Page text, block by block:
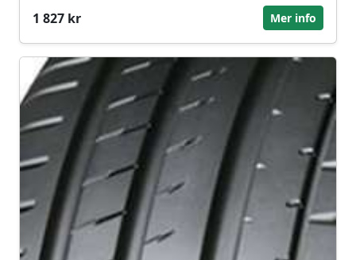
1 827 kr
Mer info